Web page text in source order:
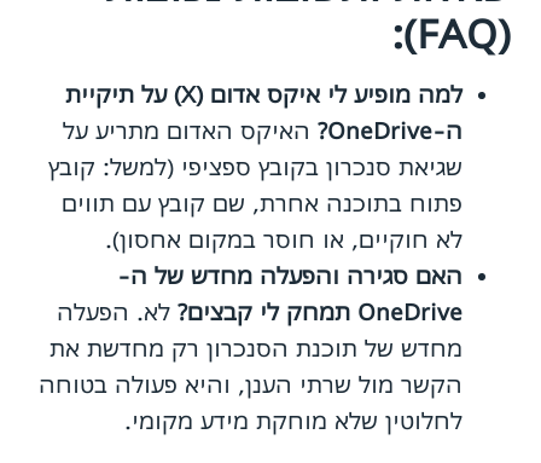
(FAQ):
למה מופיע לי איקס אדום (X) על תיקיית
ה-OneDrive?
האיקס האדום מתריע על
שגיאת סנכרון בקובץ ספציפי (למשל: קובץ
פתוח בתוכנה אחרת, שם קובץ עם תווים
לא חוקיים, או חוסר במקום אחסון).
האם סגירה והפעלה מחדש של ה-
OneDrive תמחק לי קבצים?
לא. הפעלה
מחדש של תוכנת הסנכרון רק מחדשת את
הקשר מול שרתי הענן, והיא פעולה בטוחה
לחלוטין שלא מוחקת מידע מקומי.